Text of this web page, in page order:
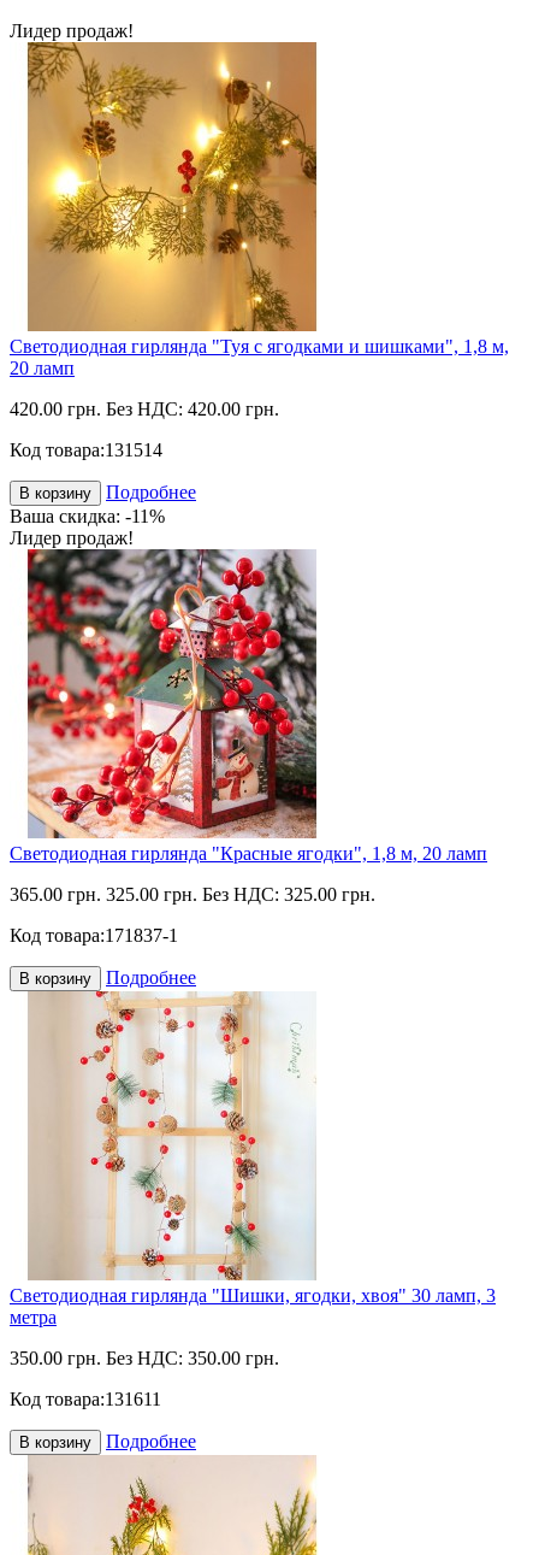
Лидер продаж!
Светодиодная гирлянда "Туя с ягодками и шишками", 1,8 м,
20 ламп
420.00 грн. Без НДС: 420.00 грн.
Код товара:131514
В корзину
Подробнее
Ваша скидка: -11%
Лидер продаж!
Светодиодная гирлянда "Красные ягодки", 1,8 м, 20 ламп
365.00 грн. 325.00 грн. Без НДС: 325.00 грн.
Код товара:171837-1
В корзину Подробнее
Светодиодная гирлянда "Шишки, ягодки, хвоя" 30 ламп, 3
метра
350.00 грн. Без НДС: 350.00 грн.
Код товара:131611
В корзину Подробнее